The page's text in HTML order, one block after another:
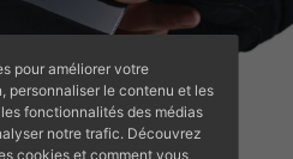
pour améliorer votre
personnaliser le contenu et les
fonctionnalités des médias
notre trafic. Découvrez
cookies et comment vous